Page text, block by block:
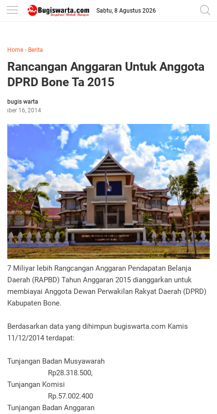
-->
Sabtu, 8 Agustus 2026
Home › Berita
Rancangan Anggaran Untuk Anggota
DPRD Bone Ta 2015
bugis warta
16, 2014
7 Miliyar lebih Rangcangan Anggaran Pendapatan Belanja
Daerah (RAPBD) Tahun Anggaran 2015 dianggarkan untuk
membiayai Anggota Dewan Perwakilan Rakyat Daerah (DPRD)
Kabupaten Bone.
Berdasarkan data yang dihimpun bugiswarta.com Kamis
11/12/2014 terdapat:
Tunjangan Badan Musyawarah
Rp28.318.500,
Tunjangan Komisi
Rp.57.002.400
Tunjangan Badan Anggaran